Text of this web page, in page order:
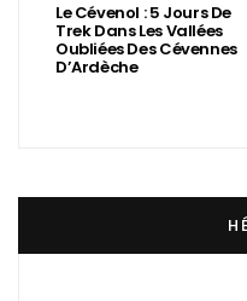
Le Cévenol : 5 Jours De
Trek Dans Les Vallées
Oubliées Des Cévennes
D’Ardèche